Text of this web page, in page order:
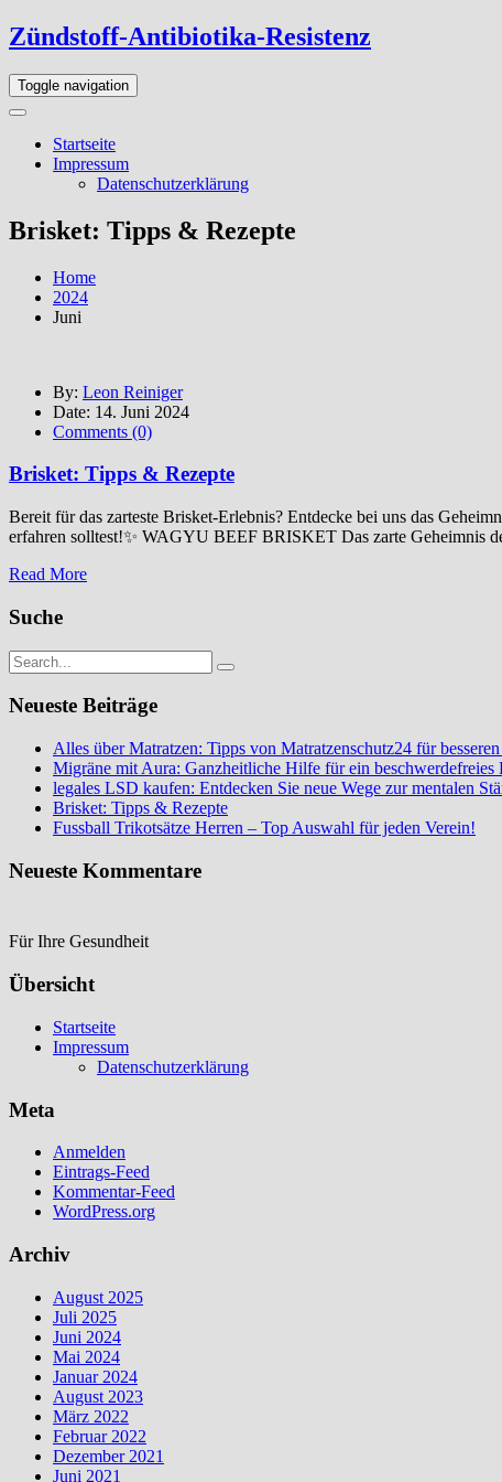
Skip
to
the
content
Zündstoff-Antibiotika-Resistenz
Toggle navigation
Startseite
Impressum
Datenschutzerklärung
Brisket: Tipps & Rezepte
Home
2024
Juni
By: Leon Reiniger
Date: 14. Juni 2024
Comments (0)
Brisket: Tipps & Rezepte
Bereit für das zarteste Brisket-Erlebnis? Entdecke bei uns das
erfahren solltest!✨ WAGYU BEEF BRISKET Das zarte Geheimnis
Read More
Suche
Neueste Beiträge
Alles über Matratzen: Tipps von Matratzenschutz24 für
Migräne mit Aura: Ganzheitliche Hilfe für ein beschwerdefreies
legales LSD kaufen: Entdecken Sie neue Wege zur mentalen
Brisket: Tipps & Rezepte
Fussball Trikotsätze Herren – Top Auswahl für jeden Verein!
Neueste Kommentare
Für Ihre Gesundheit
Übersicht
Startseite
Impressum
Datenschutzerklärung
Meta
Anmelden
Eintrags-Feed
Kommentar-Feed
WordPress.org
Archiv
August 2025
Juli 2025
Juni 2024
Mai 2024
Januar 2024
August 2023
März 2022
Februar 2022
Dezember 2021
Juni 2021